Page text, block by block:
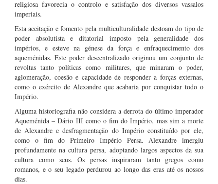
religiosa favorecia o controlo e satisfação dos diversos vassalos
imperiais.
Esta aceitação e fomento pela multiculturalidade destoam do tipo de
poder absolutista e ditatorial imposto pela generalidade dos
impérios, e esteve na génese da força e enfraquecimento dos
aqueménidas. Este poder descentralizado originou um conjunto de
revoltas tanto políticas como militares, que minaram o poder,
aglomeração, coesão e capacidade de responder a forças externas,
como o exército de Alexandre que acabaria por conquistar todo o
Império.
Alguma historiografia não considera a derrota do último imperador
Aqueménida – Dário III como o fim do Império, mas sim a morte
de Alexandre e desfragmentação do Império constituído por ele,
como o fim do Primeiro Império Persa. Alexandre imergiu
profundamente na cultura persa, adoptando largos aspectos da sua
cultura como seus. Os persas inspiraram tanto gregos como
romanos, e o seu legado perdurou ao longo das eras até os nossos
dias.